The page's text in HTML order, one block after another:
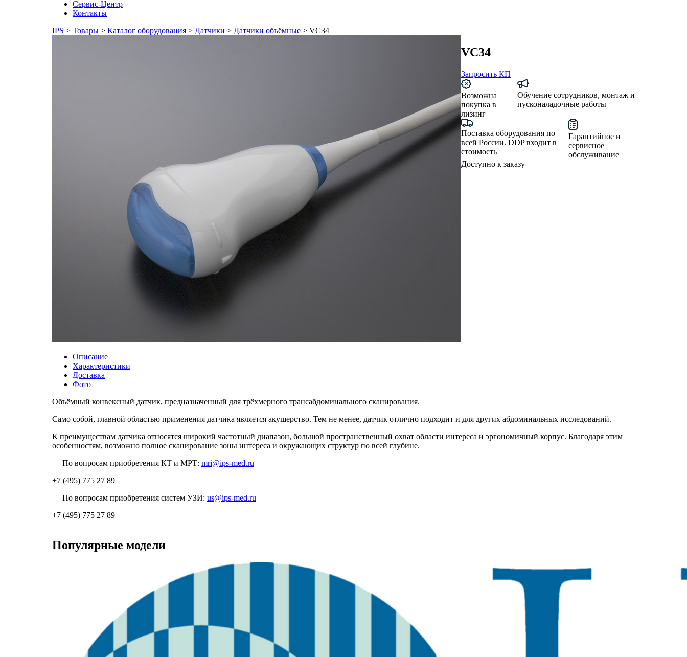
Сервис-Центр
Контакты
IPS > Товары > Каталог оборудования > Датчики > Датчики объёмные > VC34
VC34
Запросить КП
Возможна
покупка в
лизинг
Обучение сотрудников, монтаж и
пусконаладочные работы
Поставка оборудования по
всей России. DDP входит в
стоимость
Гарантийное и
сервисное
обслуживание
Доступно к заказу
Описание
Характеристики
Доставка
Фото
Объёмный конвексный датчик, предназначенный для трёхмерного трансабдоминального сканирования.
Само собой, главной областью применения датчика является акушерство. Тем не менее, датчик отлично подходит и для других абдоминальных исследований.
К преимуществам датчика относятся широкий частотный диапазон, большой пространственный охват области интереса и эргономичный корпус. Благодаря этим
особенностям, возможно полное сканирование зоны интереса и окружающих структур по всей глубине.
— По вопросам приобретения КТ и МРТ: mri@ips-med.ru
+7 (495) 775 27 89
— По вопросам приобретения систем УЗИ: us@ips-med.ru
+7 (495) 775 27 89
Популярные модели